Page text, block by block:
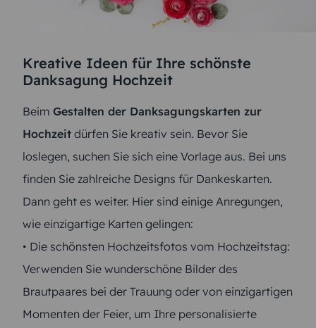
Kreative Ideen für Ihre schönste
Danksagung Hochzeit
Beim Gestalten der Danksagungskarten zur
Hochzeit dürfen Sie kreativ sein. Bevor Sie
loslegen, suchen Sie sich eine Vorlage aus. Bei uns
finden Sie zahlreiche Designs für Dankeskarten.
Dann geht es weiter. Hier sind einige Anregungen,
wie einzigartige Karten gelingen:
• Die schönsten Hochzeitsfotos vom Hochzeitstag:
Verwenden Sie wunderschöne Bilder des
Brautpaares bei der Trauung oder von einzigartigen
Momenten der Feier, um Ihre personalisierte